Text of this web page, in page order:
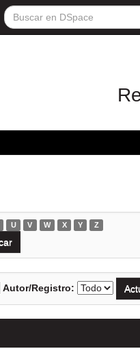
U V W X Y Z
Autor/Registro: